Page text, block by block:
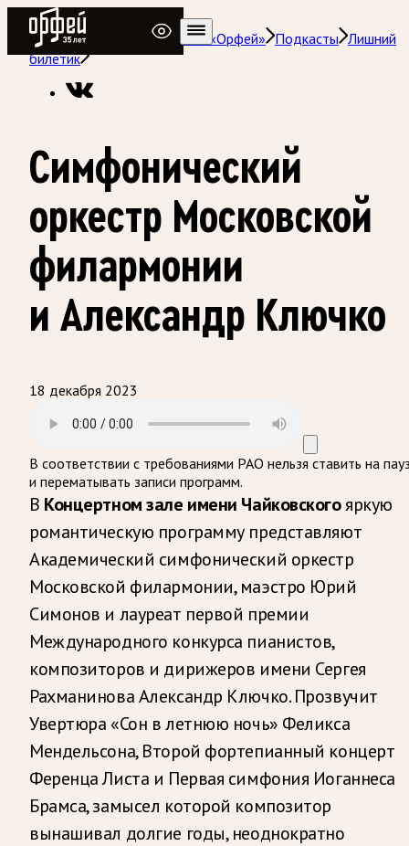
Радио Орфей
Радио классической музыки «Орфей» Подкасты Лишний
билетик
Симфонический
оркестр Московской
филармонии
и Александр Ключко
18 декабря 2023
В соответствии с требованиями РАО нельзя ставить на
и перематывать записи программ.
В Концертном зале имени Чайковскогояркую
романтическую программу представляют
Академический симфонический оркестр
Московской филармонии, маэстро Юрий
Симонов и лауреат первой премии
Международного конкурса пианистов,
композиторов и дирижеров имени Сергея
Рахманинова Александр Ключко. Прозвучит
Увертюра «Сон в летнюю ночь» Феликса
Мендельсона, Второй фортепианный концерт
Ференца Листа и Первая симфония Иоганнеса
Брамса, замысел которой композитор
вынашивал долгие годы, неоднократно